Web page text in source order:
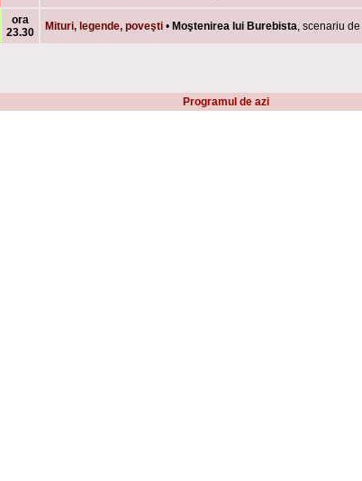
ora
23.30
Mituri, legende, poveşti • Moştenirea lui Burebista, scenariu de
Programul de azi